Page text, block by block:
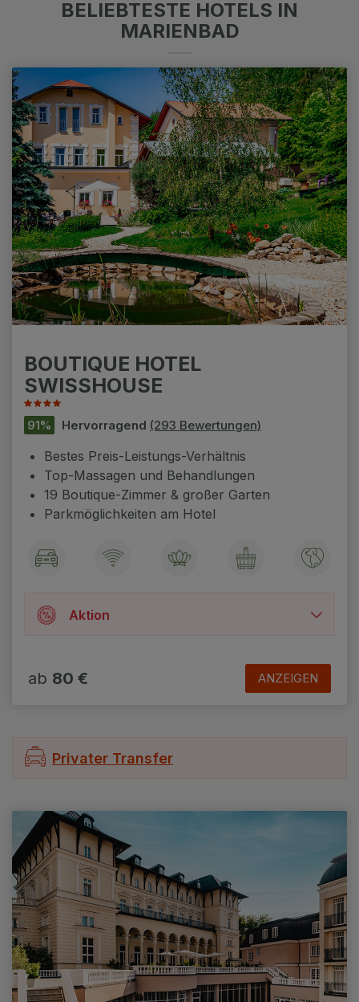
BELIEBTESTE HOTELS IN
MARIENBAD
BOUTIQUE HOTEL
SWISSHOUSE
91% Hervorragend (293 Bewertungen)
Bestes Preis-Leistungs-Verhältnis
Top-Massagen und Behandlungen
19 Boutique-Zimmer & großer Garten
Parkmöglichkeiten am Hotel
Aktion
ab 80 € ANZEIGEN
Privater Transfer